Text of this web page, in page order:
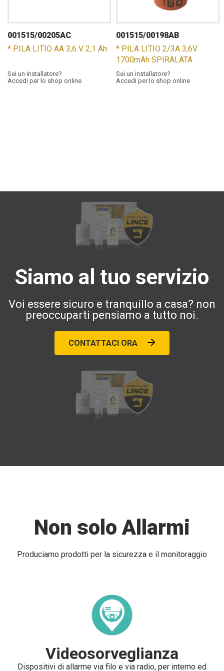
001515/00205AC
* PILA LITIO AA 3,6 V 2,1 Ah
Sei un installatore?
Accedi per lo shop online
001515/00198AB
* PILA LITIO 2/3A 3,6V
1700mAh SPIRALATA
Sei un installatore?
Accedi per lo shop online
Siamo al tuo servizio
Voi essere sicuro e tranquillo a casa? non
preoccuparti pensiamo a tutto noi.
CONTATTACI ORA
Non solo Allarmi
Produciamo prodotti per la sicurezza e il monitoraggio
Videosorveglianza
Dispositivi di allarme via filo e via radio, per interno ed